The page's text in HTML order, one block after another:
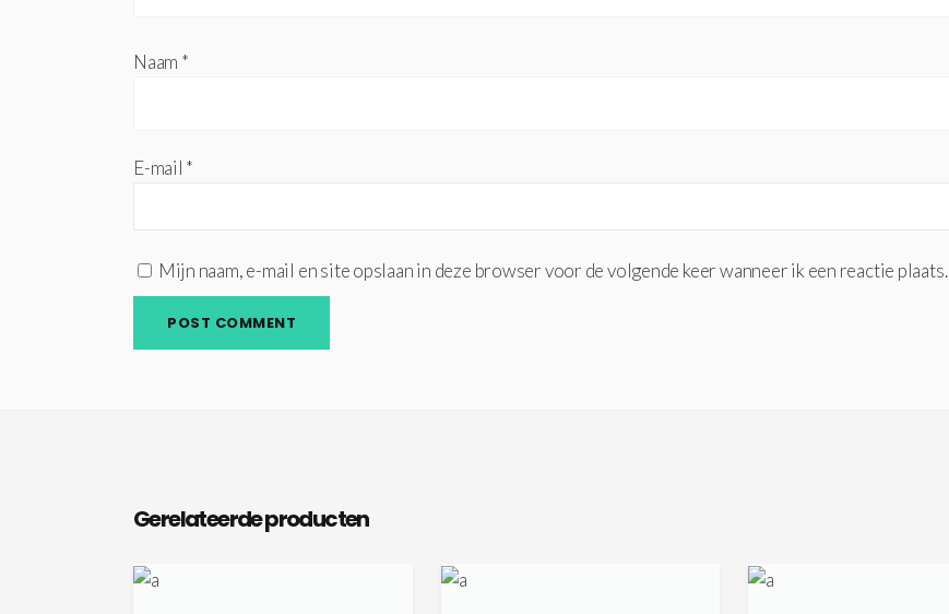
Naam *
E-mail *
Mijn naam, e-mail en site opslaan in deze browser voor de volgende keer wanneer ik een reactie plaats.
Gerelateerde producten